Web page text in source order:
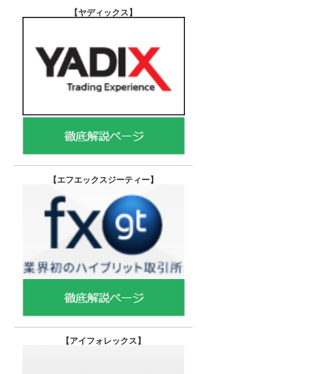
【ヤディックス】
【エフエックスジーティー】
【アイフォレックス】